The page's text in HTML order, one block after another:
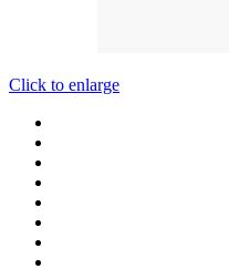
Click to enlarge